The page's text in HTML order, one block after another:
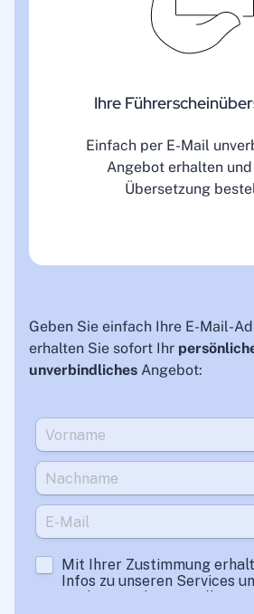
Ihre
Einfach per E-Mail
Angebot erhalten
Übersetzung
Geben Sie einfach Ihre E-Mail-
erhalten Sie sofort Ihr
unverbindliches Angebot: